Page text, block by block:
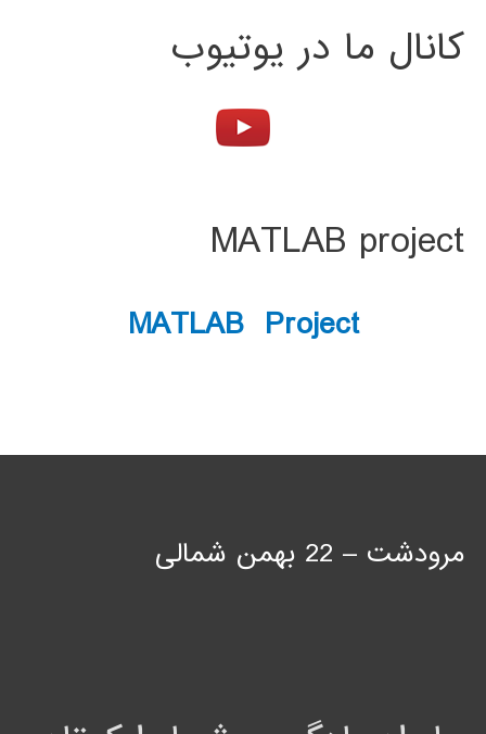
کانال ما در یوتیوب
MATLAB project
MATLAB Project
مرودشت – 22 بهمن شمالی